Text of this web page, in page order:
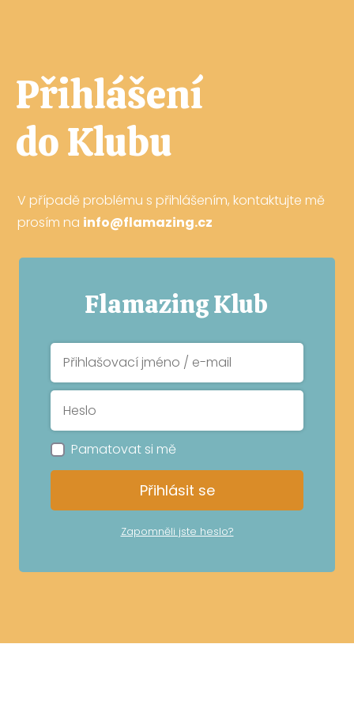
Přihlášení
do Klubu
V případě problému s přihlášením, kontaktujte mě
prosím na info@flamazing.cz
Flamazing Klub
Pamatovat si mě
Přihlásit se
Zapomněli jste heslo?